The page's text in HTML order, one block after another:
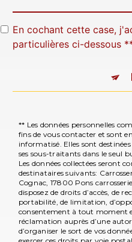
En cochant cette case,
particulières ci-dessous
** Les données personnelles
fins de vous contacter et sont
informatisé. Elles sont
ses sous-traitants dans le seul
Les données collectées seront
destinataires suivants:
Cognac, 17800 Pons
disposez de droits d’accès, de
portabilité, de limitation,
consentement à tout moment
réclamation auprès d’une
d’organiser le sort de vos